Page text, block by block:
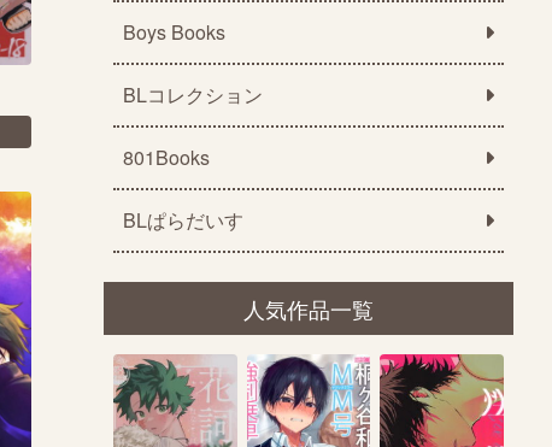
Boys Books
BLコレクション
801Books
BLぱらだいす
人気作品一覧